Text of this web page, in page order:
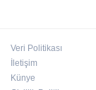
Veri Politikası
İletişim
Künye